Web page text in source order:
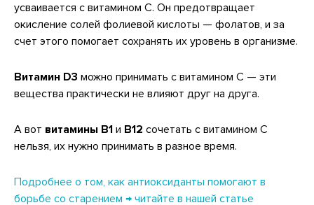
усваивается с витамином С. Он предотвращает
окисление солей фолиевой кислоты — фолатов, и за
счет этого помогает сохранять их уровень в организме.
Витамин D3 можно принимать с витамином C — эти
вещества практически не влияют друг на друга.
А вот витамины B1 и B12 сочетать с витамином C
нельзя, их нужно принимать в разное время.
Подробнее о том, как антиоксиданты помогают в
борьбе со старением → читайте в нашей статье